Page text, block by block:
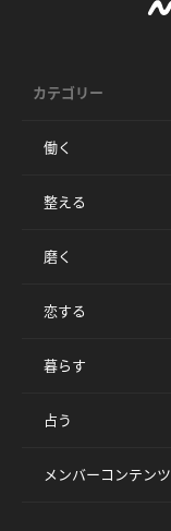
カテゴリー
働く
整える
磨く
恋する
暮らす
占う
メンバーコンテンツ